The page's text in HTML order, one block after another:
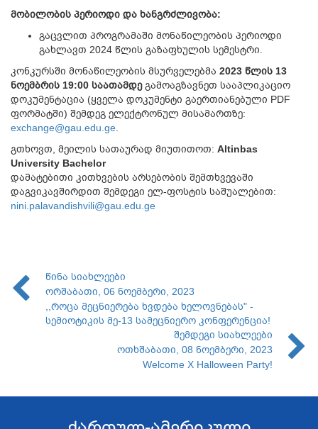
მობილობის პერიოდი და ხანგრძლივობა:
გაცვლით პროგრამაში მონაწილეობის პერიოდი
გახლავთ 2024 წლის გაზაფხულის სემესტრი.
კონკურსში მონაწილეობის მსურველებმა 2023 წლის 13
ნოემბრის 19:00 საათამდეგამოაგზავნეთ სააპლიკაციო
დოკუმენტაცია (ყველა დოკუმენტი გაერთიანებული PDF
ფორმატში) შემდეგ ელექტრონულ მისამართზე:
exchange@gau.edu.ge
გთხოვთ, მეილის სათაურად მიუთითოთ: Altinbas
University Bachelor
დამატებითი კითხვების არსებობის შემთხვევაში
დაგვიკავშირდით შემდეგი ელ-ფოსტის საშუალებით:
nini.palavandishvili@gau.edu.ge
წინა სიახლეები
ორშაბათი, 06 ნოემბერი, 2023
,,როცა მეცნიერება ხვდება ხელოვნებას" -
სემიოტიკის მე-13 სამეცნიერო კონფერენცია!
შემდეგი სიახლეები
ოთხშაბათი, 08 ნოემბერი, 2023
Welcome X Halloween Party!